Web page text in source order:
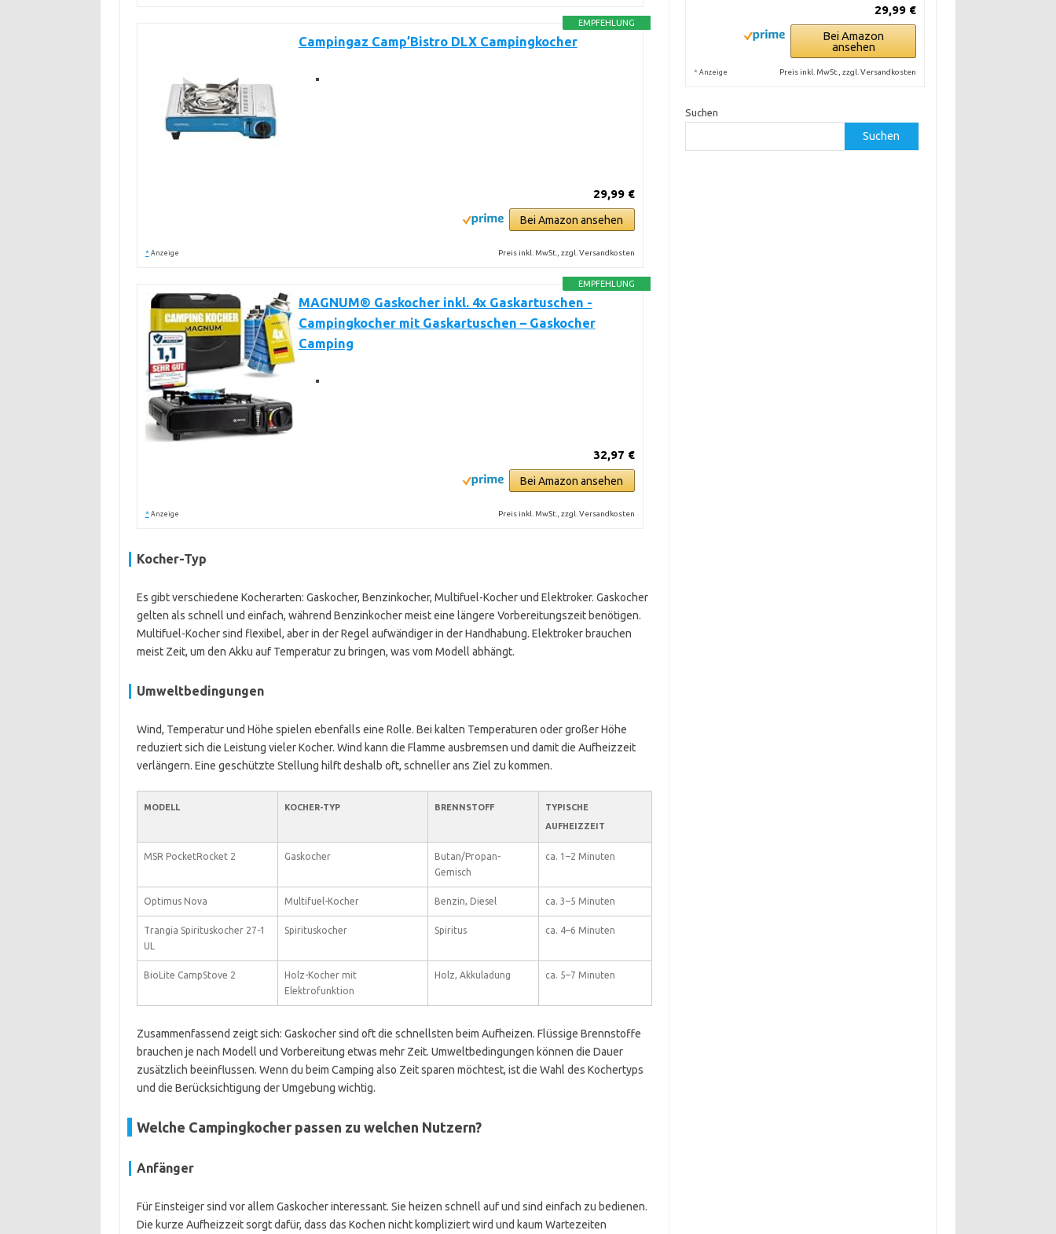
EMPFEHLUNG
Campingaz Camp’Bistro DLX Campingkocher
29,99 €
Bei Amazon ansehen
* Anzeige Preis inkl. MwSt., zzgl. Versandkosten
EMPFEHLUNG
MAGNUM® Gaskocher inkl. 4x Gaskartuschen -
Campingkocher mit Gaskartuschen – Gaskocher
Camping
32,97 €
Bei Amazon ansehen
* Anzeige Preis inkl. MwSt., zzgl. Versandkosten
Kocher-Typ
Es gibt verschiedene Kocherarten: Gaskocher, Benzinkocher, Multifuel-Kocher und Elektroker. Gaskocher
gelten als schnell und einfach, während Benzinkocher meist eine längere Vorbereitungszeit benötigen.
Multifuel-Kocher sind flexibel, aber in der Regel aufwändiger in der Handhabung. Elektroker brauchen
meist Zeit, um den Akku auf Temperatur zu bringen, was vom Modell abhängt.
Umweltbedingungen
Wind, Temperatur und Höhe spielen ebenfalls eine Rolle. Bei kalten Temperaturen oder großer Höhe
reduziert sich die Leistung vieler Kocher. Wind kann die Flamme ausbremsen und damit die Aufheizzeit
verlängern. Eine geschützte Stellung hilft deshalb oft, schneller ans Ziel zu kommen.
MODELL KOCHER-TYP BRENNSTOFF
TYPISCHE
AUFHEIZZEIT
MSR PocketRocket 2 Gaskocher
Butan/Propan-
Gemisch
ca. 1–2 Minuten
Optimus Nova Multifuel-Kocher Benzin, Diesel ca. 3–5 Minuten
Trangia Spirituskocher 27-1
UL
Spirituskocher Spiritus ca. 4–6 Minuten
BioLite CampStove 2
Holz-Kocher mit
Elektrofunktion
Holz, Akkuladung ca. 5–7 Minuten
Zusammenfassend zeigt sich: Gaskocher sind oft die schnellsten beim Aufheizen. Flüssige Brennstoffe
brauchen je nach Modell und Vorbereitung etwas mehr Zeit. Umweltbedingungen können die Dauer
zusätzlich beeinflussen. Wenn du beim Camping also Zeit sparen möchtest, ist die Wahl des Kochertyps
und die Berücksichtigung der Umgebung wichtig.
Welche Campingkocher passen zu welchen Nutzern?
Anfänger
Für Einsteiger sind vor allem Gaskocher interessant. Sie heizen schnell auf und sind einfach zu bedienen.
Die kurze Aufheizzeit sorgt dafür, dass das Kochen nicht kompliziert wird und kaum Wartezeiten
29,99 €
Bei Amazon
ansehen
* Anzeige Preis inkl. MwSt., zzgl. Versandkosten
Suchen
Suchen